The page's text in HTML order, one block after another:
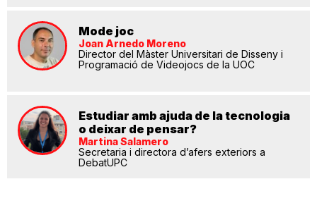
Mode joc
Joan Arnedo Moreno
Director del Màster Universitari de Disseny i
Programació de Videojocs de la UOC
Estudiar amb ajuda de la tecnologia
o deixar de pensar?
Martina Salamero
Secretaria i directora d’afers exteriors a
DebatUPC